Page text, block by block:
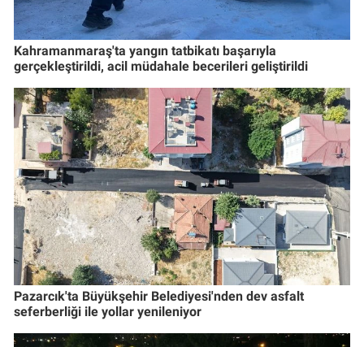
Kahramanmaraş'ta yangın tatbikatı başarıyla
gerçekleştirildi, acil müdahale becerileri geliştirildi
Pazarcık'ta Büyükşehir Belediyesi'nden dev asfalt
seferberliği ile yollar yenileniyor